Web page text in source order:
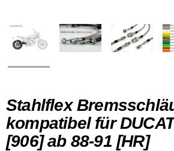
Stahlflex
kompatibel für
[906] ab 88-91 [HR]